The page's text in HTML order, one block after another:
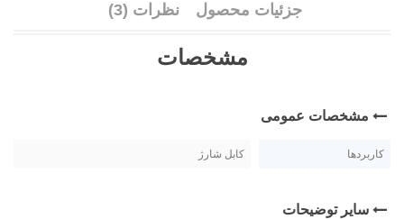
جزئیات محصول نظرات (3)
مشخصات
مشخصات عمومی
کاربردها کابل شارژ
سایر توضیحات